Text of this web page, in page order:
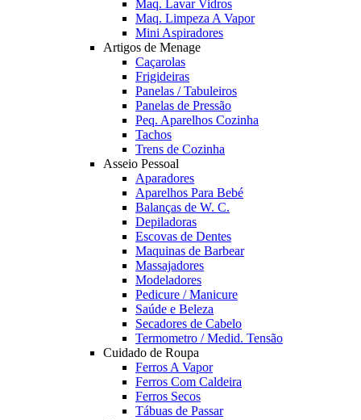
Maq. Lavar Vidros
Maq. Limpeza A Vapor
Mini Aspiradores
Artigos de Menage
Caçarolas
Frigideiras
Panelas / Tabuleiros
Panelas de Pressão
Peq. Aparelhos Cozinha
Tachos
Trens de Cozinha
Asseio Pessoal
Aparadores
Aparelhos Para Bebé
Balanças de W. C.
Depiladoras
Escovas de Dentes
Maquinas de Barbear
Massajadores
Modeladores
Pedicure / Manicure
Saúde e Beleza
Secadores de Cabelo
Termometro / Medid. Tensão
Cuidado de Roupa
Ferros A Vapor
Ferros Com Caldeira
Ferros Secos
Tábuas de Passar